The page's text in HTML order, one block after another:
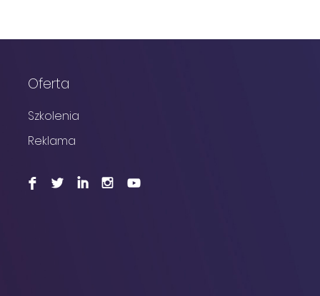
Oferta
Szkolenia
Reklama
F L I I